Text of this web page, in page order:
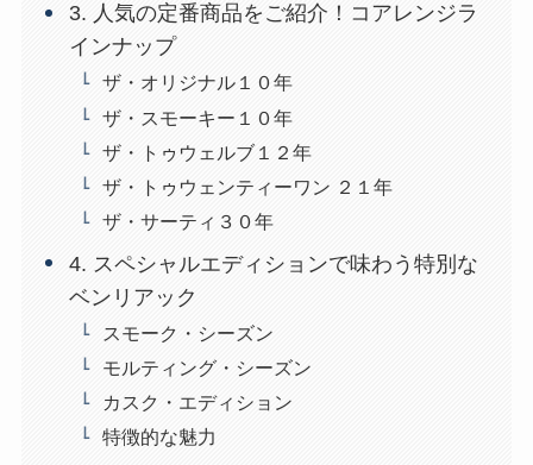
3. 人気の定番商品をご紹介！コアレンジラ
インナップ
ザ・オリジナル１０年
ザ・スモーキー１０年
ザ・トゥウェルブ１２年
ザ・トゥウェンティーワン ２１年
ザ・サーティ３０年
4. スペシャルエディションで味わう特別な
ベンリアック
スモーク・シーズン
モルティング・シーズン
カスク・エディション
特徴的な魅力